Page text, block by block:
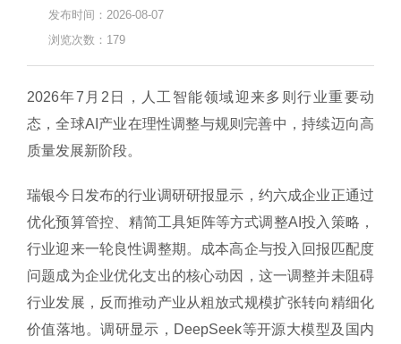
发布时间：2026-08-07
浏览次数：179
2026年7月2日，人工智能领域迎来多则行业重要动
态，全球AI产业在理性调整与规则完善中，持续迈向高
质量发展新阶段。
瑞银今日发布的行业调研研报显示，约六成企业正通过
优化预算管控、精简工具矩阵等方式调整AI投入策略，
行业迎来一轮良性调整期。成本高企与投入回报匹配度
问题成为企业优化支出的核心动因，这一调整并未阻碍
行业发展，反而推动产业从粗放式规模扩张转向精细化
价值落地。调研显示，DeepSeek等开源大模型及国内